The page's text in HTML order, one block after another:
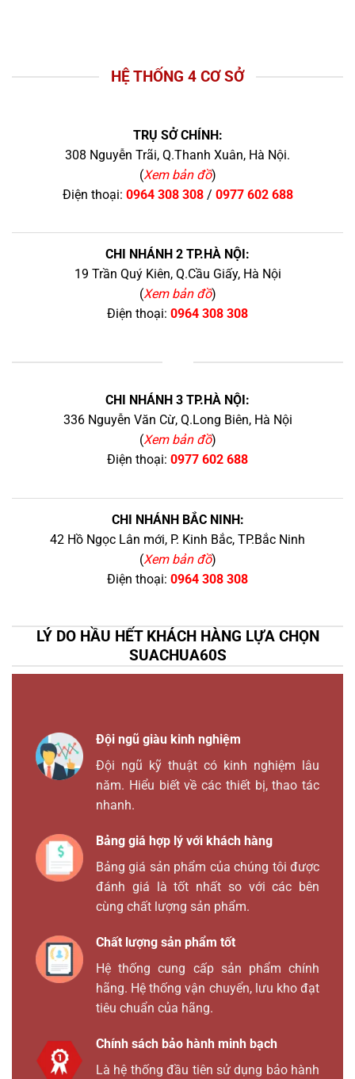
HỆ THỐNG 4 CƠ SỞ
TRỤ SỞ CHÍNH:
308 Nguyễn Trãi, Q.Thanh Xuân, Hà Nội.
(Xem bản đồ)
Điện thoại: 0964 308 308/ 0977 602 688
CHI NHÁNH 2 TP.HÀ NỘI:
19 Trần Quý Kiên, Q.Cầu Giấy, Hà Nội
(Xem bản đồ)
Điện thoại: 0964 308 308
CHI NHÁNH 3 TP.HÀ NỘI:
336 Nguyễn Văn Cừ, Q.Long Biên, Hà Nội
(Xem bản đồ)
Điện thoại: 0977 602 688
CHI NHÁNH BẮC NINH:
42 Hồ Ngọc Lân mới, P. Kinh Bắc, TP.Bắc Ninh
(Xem bản đồ)
Điện thoại: 0964 308 308
LÝ DO HẦU HẾT KHÁCH HÀNG LỰA CHỌN
SUACHUA60S
Đội ngũ giàu kinh nghiệm
Đội ngũ kỹ thuật có kinh nghiệm lâu
năm. Hiểu biết về các thiết bị, thao tác
nhanh.
Bảng giá hợp lý với khách hàng
Bảng giá sản phẩm của chúng tôi được
đánh giá là tốt nhất so với các bên
cùng chất lượng sản phẩm.
Chất lượng sản phẩm tốt
Hệ thống cung cấp sản phẩm chính
hãng. Hệ thống vận chuyển, lưu kho đạt
tiêu chuẩn của hãng.
Chính sách bảo hành minh bạch
Là hệ thống đầu tiên sử dụng bảo hành